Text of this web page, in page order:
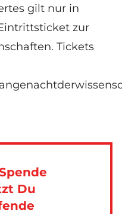
gilt nur in
zur
Tickets
Du